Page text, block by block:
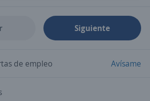
Siguiente
de empleo Avísame